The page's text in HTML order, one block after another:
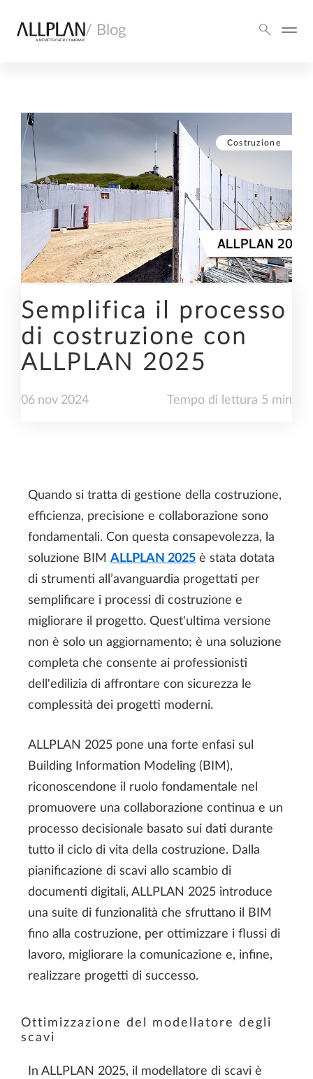
/ Blog
Costruzione
Semplifica il processo
di costruzione con
ALLPLAN 2025
06 nov 2024 Tempo di lettura 5 min
Quando si tratta di gestione della costruzione,
efficienza, precisione e collaborazione sono
fondamentali. Con questa consapevolezza, la
soluzione BIM ALLPLAN 2025 è stata dotata
di strumenti all’avanguardia progettati per
semplificare i processi di costruzione e
migliorare il progetto. Quest'ultima versione
non è solo un aggiornamento; è una soluzione
completa che consente ai professionisti
dell'edilizia di affrontare con sicurezza le
complessità dei progetti moderni.
ALLPLAN 2025 pone una forte enfasi sul
Building Information Modeling (BIM),
riconoscendone il ruolo fondamentale nel
promuovere una collaborazione continua e un
processo decisionale basato sui dati durante
tutto il ciclo di vita della costruzione. Dalla
pianificazione di scavi allo scambio di
documenti digitali, ALLPLAN 2025 introduce
una suite di funzionalità che sfruttano il BIM
fino alla costruzione, per ottimizzare i flussi di
lavoro, migliorare la comunicazione e, infine,
realizzare progetti di successo.
Ottimizzazione del modellatore degli
scavi
In ALLPLAN 2025, il modellatore di scavi è